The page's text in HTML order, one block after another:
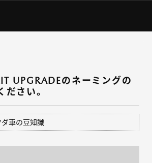
UPGRADEのネーミングの
ださい。
ダ車の豆知識